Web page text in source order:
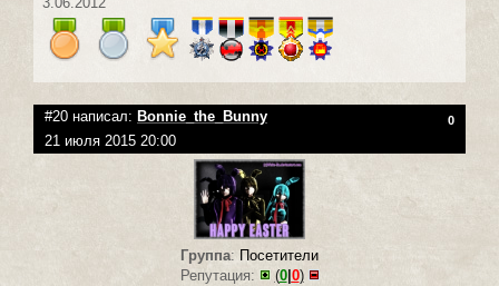
#20 написал: Bonnie_the_Bunny 0
21 июля 2015 20:00
Группа: Посетители
Репутация:
(0| 0)